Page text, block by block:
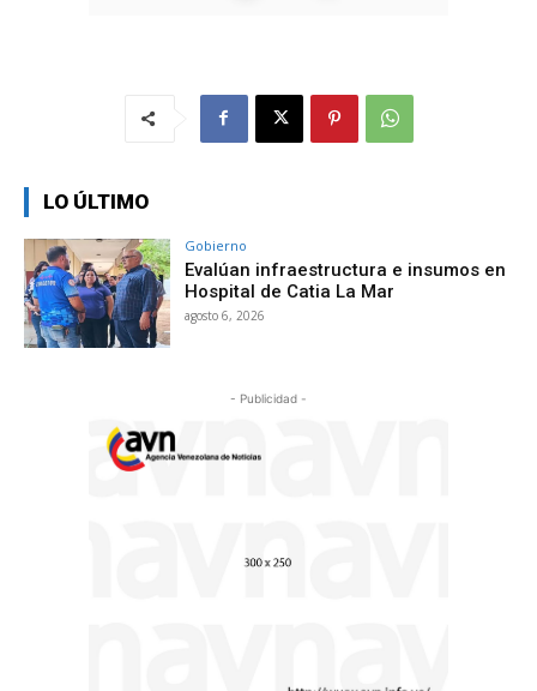
LO ÚLTIMO
Gobierno
Evalúan infraestructura e insumos en
Hospital de Catia La Mar
agosto 6, 2026
- Publicidad -